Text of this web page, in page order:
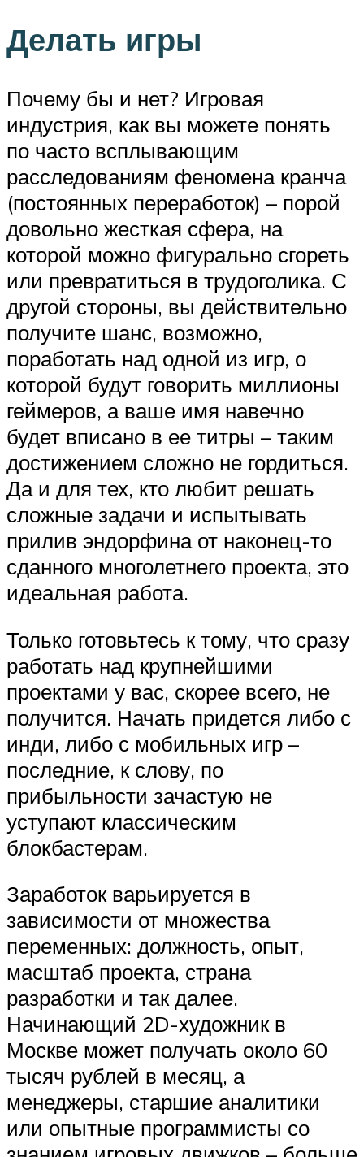
Делать игры
Почему бы и нет? Игровая
индустрия, как вы можете понять
по часто всплывающим
расследованиям феномена кранча
(постоянных переработок) – порой
довольно жесткая сфера, на
которой можно фигурально сгореть
или превратиться в трудоголика. С
другой стороны, вы действительно
получите шанс, возможно,
поработать над одной из игр, о
которой будут говорить миллионы
геймеров, а ваше имя навечно
будет вписано в ее титры – таким
достижением сложно не гордиться.
Да и для тех, кто любит решать
сложные задачи и испытывать
прилив эндорфина от наконец-то
сданного многолетнего проекта, это
идеальная работа.
Только готовьтесь к тому, что сразу
работать над крупнейшими
проектами у вас, скорее всего, не
получится. Начать придется либо с
инди, либо с мобильных игр –
последние, к слову, по
прибыльности зачастую не
уступают классическим
блокбастерам.
Заработок варьируется в
зависимости от множества
переменных: должность, опыт,
масштаб проекта, страна
разработки и так далее.
Начинающий 2D-художник в
Москве может получать около 60
тысяч рублей в месяц, а
менеджеры, старшие аналитики
или опытные программисты со